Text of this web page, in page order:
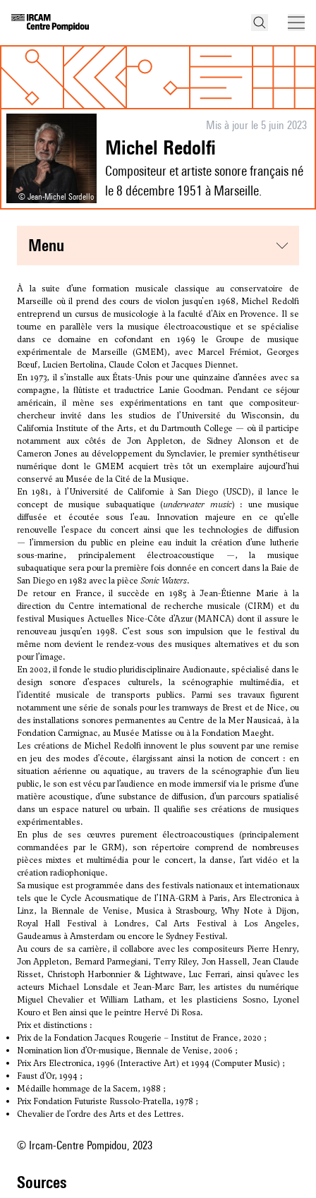
© Jean-Michel Sordello
Mis à jour le 5 juin 2023
Michel Redolfi
Compositeur et artiste sonore français né
le 8 décembre 1951 à Marseille.
menu
À la suite d’une formation musicale classique au conservatoire de
Marseille où il prend des cours de violon jusqu'en 1968, Michel Redolfi
entreprend un cursus de musicologie à la faculté d'Aix en Provence. Il se
tourne en parallèle vers la musique électroacoustique et se spécialise
dans ce domaine en cofondant en 1969 le Groupe de musique
expérimentale de Marseille (GMEM), avec Marcel Frémiot, Georges
Bœuf, Lucien Bertolina, Claude Colon et Jacques Diennet.
En 1973, il s’installe aux États-Unis pour une quinzaine d’années avec sa
compagne, la flûtiste et traductrice Lanie Goodman. Pendant ce séjour
américain, il mène ses expérimentations en tant que compositeur-
chercheur invité dans les studios de l’Université du Wisconsin, du
California Institute of the Arts, et du Dartmouth College — où il participe
notamment aux côtés de Jon Appleton, de Sidney Alonson et de
Cameron Jones au développement du Synclavier, le premier synthétiseur
numérique dont le GMEM acquiert très tôt un exemplaire aujourd’hui
conservé au Musée de la Cité de la Musique.
En 1981, à l’Université de Californie à San Diego (USCD), il lance le
concept de musique subaquatique (underwater music) : une musique
diffusée et écoutée sous l’eau. Innovation majeure en ce qu’elle
renouvelle l’espace du concert ainsi que les technologies de diffusion
— l’immersion du public en pleine eau induit la création d’une lutherie
sous-marine, principalement électroacoustique —, la musique
subaquatique sera pour la première fois donnée en concert dans la Baie de
San Diego en 1982 avec la pièce Sonic Waters.
De retour en France, il succède en 1985 à Jean-Étienne Marie à la
direction du Centre international de recherche musicale (CIRM) et du
festival Musiques Actuelles Nice-Côte d’Azur (MANCA) dont il assure le
renouveau jusqu’en 1998. C’est sous son impulsion que le festival du
même nom devient le rendez-vous des musiques alternatives et du son
pour l’image.
En 2002, il fonde le studio pluridisciplinaire Audionaute, spécialisé dans le
design sonore d’espaces culturels, la scénographie multimédia, et
l’identité musicale de transports publics. Parmi ses travaux figurent
notamment une série de sonals pour les tramways de Brest et de Nice, ou
des installations sonores permanentes au Centre de la Mer Nausicaá, à la
Fondation Carmignac, au Musée Matisse ou à la Fondation Maeght.
Les créations de Michel Redolfi innovent le plus souvent par une remise
en jeu des modes d’écoute, élargissant ainsi la notion de concert : en
situation aérienne ou aquatique, au travers de la scénographie d’un lieu
public, le son est vécu par l’audience en mode immersif via le prisme d’une
matière acoustique, d’une substance de diffusion, d’un parcours spatialisé
dans un espace naturel ou urbain. Il qualifie ses créations de musiques
expérimentables.
En plus de ses œuvres purement électroacoustiques (principalement
commandées par le GRM), son répertoire comprend de nombreuses
pièces mixtes et multimédia pour le concert, la danse, l’art vidéo et la
création radiophonique.
Sa musique est programmée dans des festivals nationaux et internationaux
tels que le Cycle Acousmatique de l’INA-GRM à Paris, Ars Electronica à
Linz, la Biennale de Venise, Musica à Strasbourg, Why Note à Dijon,
Royal Hall Festival à Londres, Cal Arts Festival à Los Angeles,
Gaudeamus à Amsterdam ou encore le Sydney Festival.
Au cours de sa carrière, il collabore avec les compositeurs Pierre Henry,
Jon Appleton, Bernard Parmegiani, Terry Riley, Jon Hassell, Jean Claude
Risset, Christoph Harbonnier & Lightwave, Luc Ferrari, ainsi qu’avec les
acteurs Michael Lonsdale et Jean-Marc Barr, les artistes du numérique
Miguel Chevalier et William Latham, et les plasticiens Sosno, Lyonel
Kouro et Ben ainsi que le peintre Hervé Di Rosa.
Prix et distinctions :
Prix de la Fondation Jacques Rougerie – Institut de France, 2020 ;
Nomination lion d’Or-musique, Biennale de Venise, 2006 ;
Prix Ars Electronica, 1996 (Interactive Art) et 1994 (Computer Music) ;
Faust d’Or, 1994 ;
Médaille hommage de la Sacem, 1988 ;
Prix Fondation Futuriste Russolo-Pratella, 1978 ;
Chevalier de l’ordre des Arts et des Lettres.
© Ircam-Centre Pompidou, 2023
sources